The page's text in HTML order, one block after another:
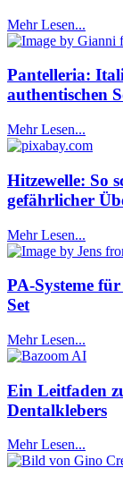
Mehr Lesen...
Pantelleria:
authentischen
Mehr Lesen...
Hitzewelle: So
gefährlicher
Mehr Lesen...
PA-Systeme
Set
Mehr Lesen...
Ein Leitfaden
Dentalklebers
Mehr Lesen...